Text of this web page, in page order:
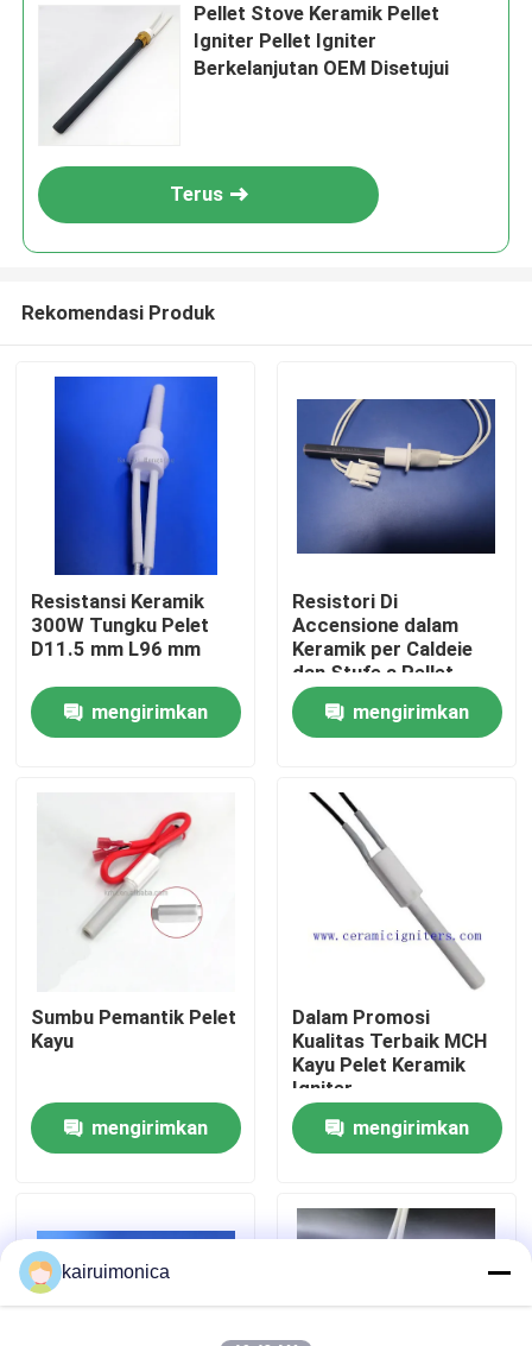
Rumah
Produk
Pertunjukan VR
Tur Pabrik
Kontrol kualitas
Berita
Pellet Stove Keramik Pellet
Igniter Pellet Igniter
Berkelanjutan OEM Disetujui
Terus
Rekomendasi Produk
Resistansi Keramik
300W Tungku Pelet
D11.5 mm L96 mm
mengirimkan
Resistori Di
Accensione dalam
Keramik per Caldeie
dan Stufe a Pellet
mengirimkan
Sumbu Pemantik Pelet
Kayu
mengirimkan
Dalam Promosi
Kualitas Terbaik MCH
Kayu Pelet Keramik
Igniter
mengirimkan
kairuimonica